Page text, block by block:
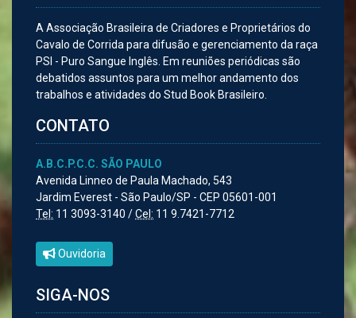
A Associação Brasileira de Criadores e Proprietários do
Cavalo de Corrida para difusão e gerenciamento da raça
PSI - Puro Sangue Inglês. Em reuniões periódicas são
debatidos assuntos para um melhor andamento dos
trabalhos e atividades do Stud Book Brasileiro.
CONTATO
A.B.C.P.C.C. SÃO PAULO
Avenida Linneo de Paula Machado, 543
Jardim Everest - São Paulo/SP - CEP 05601-001
Tel: 11 3093-3140 /Cel: 11 9.7421-7712
Ouvidoria
SIGA-NOS